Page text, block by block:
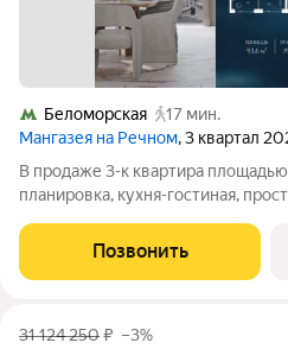
Беломорская
17 мин.
Мангазея на Речном, 3 квартал
В продаже 3-к квартира
планировка, кухня-гостиная,
этажного дома. Условия покупки:
на весь срок; - Ипотека 0,11% на
Позвонить
31 124 250₽ –3%